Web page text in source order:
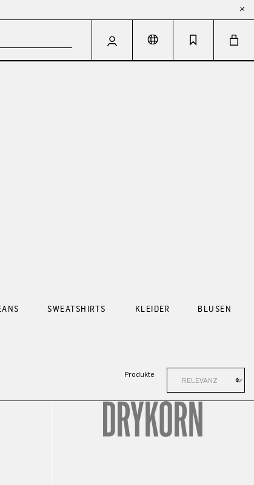
SWEATSHIRTS KLEIDER BLUSEN
Produkte